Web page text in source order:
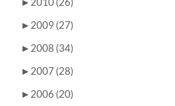
► 2009 (27)
► 2008 (34)
► 2007 (28)
► 2006 (20)